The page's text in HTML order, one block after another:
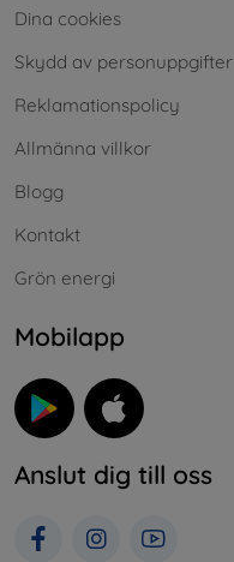
Dina cookies
Skydd av personuppgifter
Reklamationspolicy
Allmänna villkor
Blogg
Kontakt
Grön energi
Mobilapp
Anslut dig till oss